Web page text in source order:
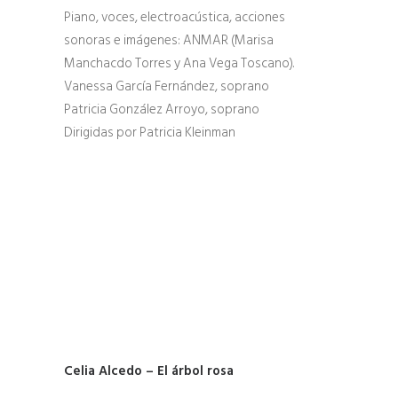
Piano, voces, electroacústica, acciones
sonoras e imágenes: ANMAR (Marisa
Manchacdo Torres y Ana Vega Toscano).
Vanessa García Fernández, soprano
Patricia González Arroyo, soprano
Dirigidas por Patricia Kleinman
Celia Alcedo – El árbol rosa